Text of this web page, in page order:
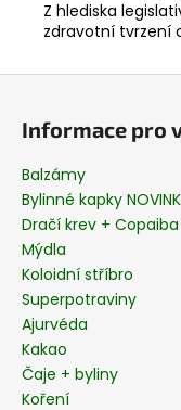
Z hlediska
zdravotní tvrzení
Informace pro
Balzámy
Bylinné kapky
Dračí krev + Copaiba
Mýdla
Koloidní stříbro
Superpotraviny
Ajurvéda
Kakao
Čaje + byliny
Koření